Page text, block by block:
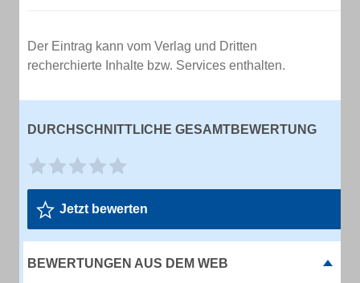
Der Eintrag kann vom Verlag und Dritten
recherchierte Inhalte bzw. Services enthalten.
DURCHSCHNITTLICHE GESAMTBEWERTUNG
Jetzt bewerten
BEWERTUNGEN AUS DEM WEB